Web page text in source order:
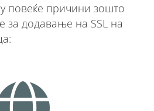
повеќе причини зошто
за додавање на SSL на